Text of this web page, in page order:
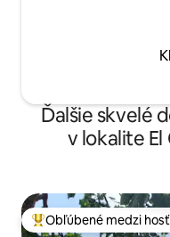
Ďalšie skvelé
v lokalite
Najobľúbenejšie medzi
Obľúbené medzi